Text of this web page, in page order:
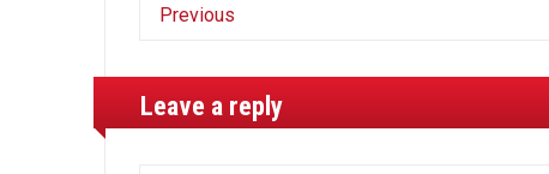
Previous
Leave a reply